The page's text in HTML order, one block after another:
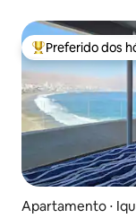
Entre os
Preferido dos
Apartamento ⋅